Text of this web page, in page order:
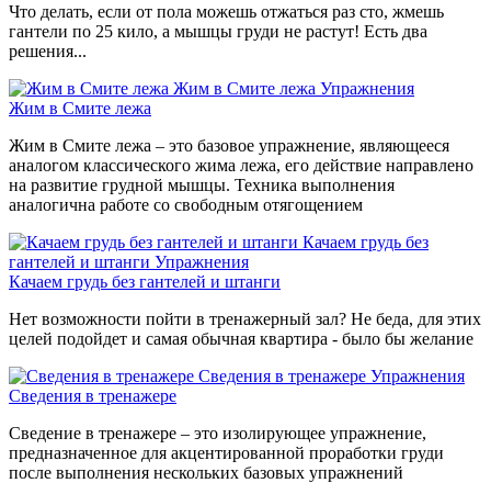
Что делать, если от пола можешь отжаться раз сто, жмешь
гантели по 25 кило, а мышцы груди не растут! Есть два
решения...
Жим в Смите лежа Упражнения
Жим в Смите лежа
Жим в Смите лежа – это базовое упражнение, являющееся
аналогом классического жима лежа, его действие направлено
на развитие грудной мышцы. Техника выполнения
аналогична работе со свободным отягощением
Качаем грудь без
гантелей и штанги Упражнения
Качаем грудь без гантелей и штанги
Нет возможности пойти в тренажерный зал? Не беда, для этих
целей подойдет и самая обычная квартира - было бы желание
Сведения в тренажере Упражнения
Сведения в тренажере
Сведение в тренажере – это изолирующее упражнение,
предназначенное для акцентированной проработки груди
после выполнения нескольких базовых упражнений